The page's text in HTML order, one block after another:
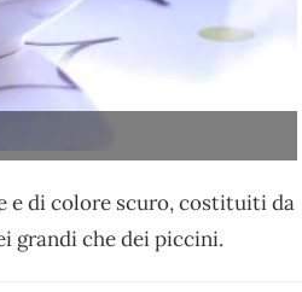
e di colore scuro, costituiti da
grandi che dei piccini.